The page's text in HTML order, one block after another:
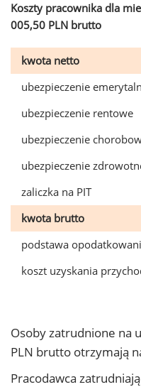
Koszty pracownika dla
005,50 PLN brutto
kwota netto
ubezpieczenie
ubezpieczenie rentowe
ubezpieczenie
ubezpieczenie
zaliczka na PIT
kwota brutto
podstawa
koszt uzyskania
Osoby zatrudnione na
PLN brutto otrzymają
Pracodawca